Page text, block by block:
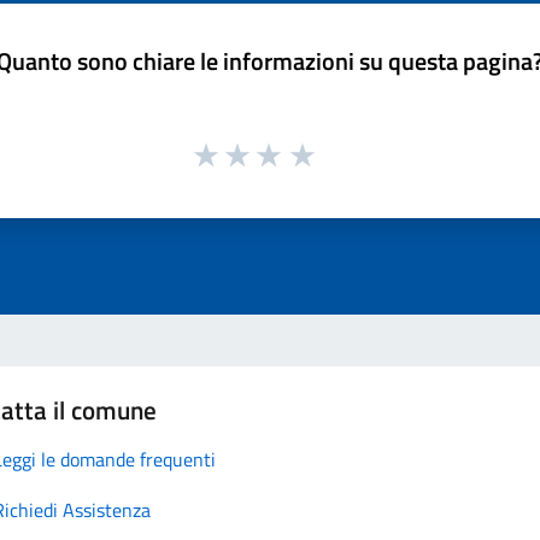
sono chiare le informazioni su questa
il comune
le domande frequenti
Assistenza